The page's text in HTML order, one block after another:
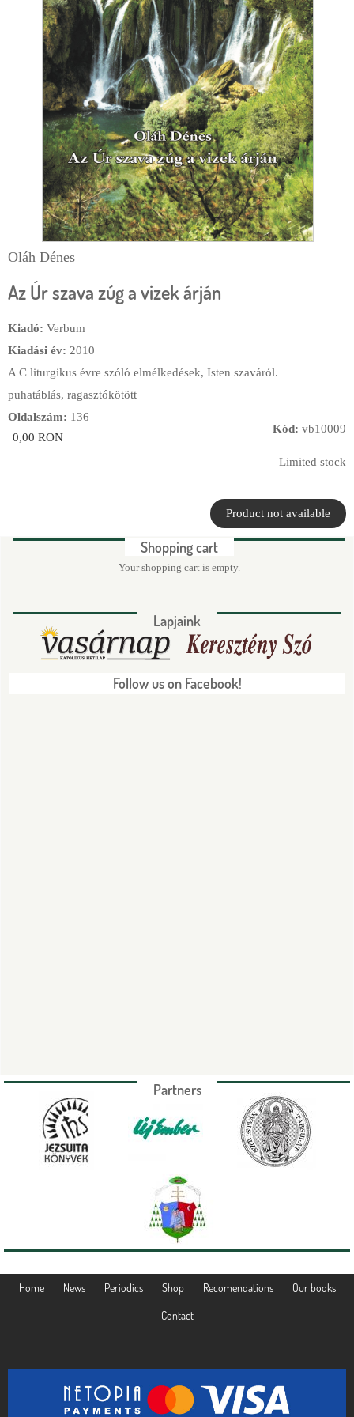
Oláh Dénes
Az Úr szava zúg a vizek árján
Kiadó: Verbum
Kiadási év: 2010
A C liturgikus évre szóló elmélkedések, Isten szaváról.
puhatáblás, ragasztókötött
Oldalszám: 136
0,00 RON
Limited stock
Kód: vb10009
Shopping cart
Your shopping cart is empty.
Lapjaink
Follow us on Facebook!
Partners
Home News Periodics Shop Recomendations Our books
Contact